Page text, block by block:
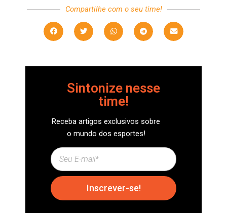
Compartilhe com o seu time!
Sintonize nesse
time!
Receba artigos exclusivos sobre
o mundo dos esportes!
Inscrever-se!